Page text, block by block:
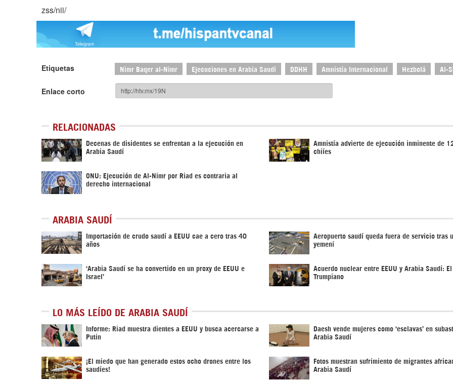
zss/nii/
Etiquetas Nimr Baqer al-Nimr Ejecuciones en Arabia Saudí DDHH Amnistía Internacional Hezbolá Al-
Enlace corto
RELACIONADAS
Decenas de disidentes se enfrentan a la ejecución en
Arabia Saudí
Amnistía advierte de ejecución inminente de
chiíes
ONU: Ejecución de Al-Nimr por Riad es contraria al
derecho internacional
ARABIA SAUDÍ
Importación de crudo saudí a EEUU cae a cero tras 40
años
Aeropuerto saudí queda fuera de servicio tras
yemení
‘Arabia Saudí se ha convertido en un proxy de EEUU e
Israel’
Acuerdo nuclear entre EEUU y Arabia Saudí: El
Trumpiano
LO MÁS LEÍDO DE ARABIA SAUDÍ
Informe: Riad muestra dientes a EEUU y busca acercarse a
Putin
Daesh vende mujeres como ‘esclavas’ en
Arabia Saudí
¡El miedo que han generado estos ocho drones entre los
saudíes!
Fotos muestran sufrimiento de migrantes
Arabia Saudí